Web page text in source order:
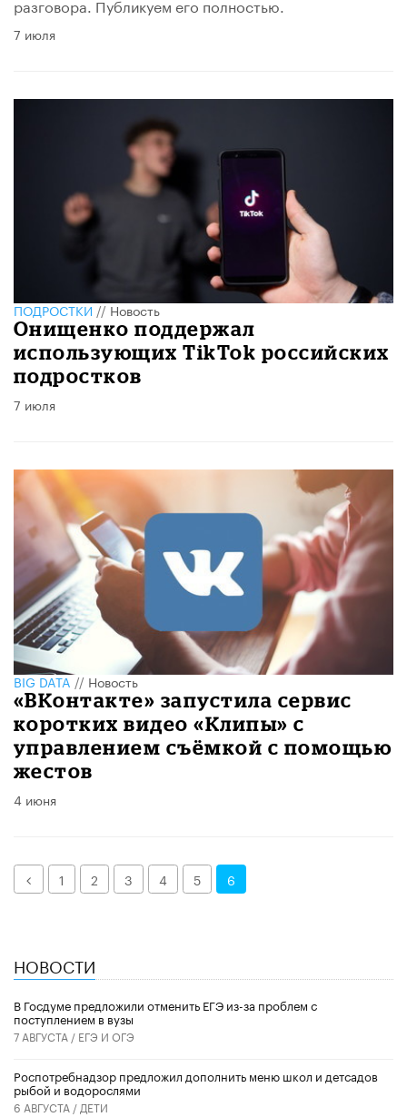
разговора. Публикуем его полностью.
7 июля
ПОДРОСТКИ//Новость
Онищенко поддержал
использующих TikTok российских
подростков
7 июля
BIG DATA// Новость
«ВКонтакте» запустила сервис
коротких видео «Клипы» с
управлением съёмкой с помощью
жестов
4 июня
Назад1 2 3 4 5 6
НОВОСТИ
В Госдуме предложили отменить ЕГЭ из-за проблем с
поступлением в вузы
7 АВГУСТА / ЕГЭ И ОГЭ
Роспотребнадзор предложил дополнить меню школ и детсадов
рыбой и водорослями
6 АВГУСТА / ДЕТИ